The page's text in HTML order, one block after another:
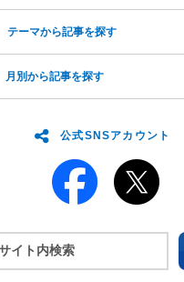
テーマから記事を探す
月別から記事を探す
公式SNSアカウント